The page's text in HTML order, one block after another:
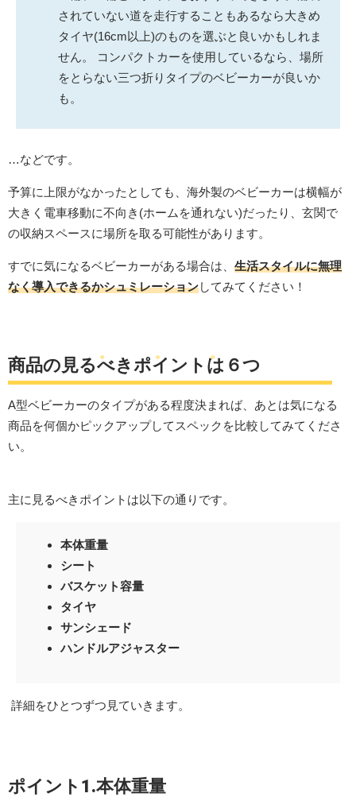
されていない道を走行することもあるなら大きめ
タイヤ(16cm以上)のものを選ぶと良いかもしれま
せん。 コンパクトカーを使用しているなら、場所
をとらない三つ折りタイプのベビーカーが良いか
も。
…などです。
予算に上限がなかったとしても、海外製のベビーカーは横幅が
大きく電車移動に不向き(ホームを通れない)だったり、玄関で
の収納スペースに場所を取る可能性があります。
すでに気になるベビーカーがある場合は、 生活スタイルに無理
なく導入できるかシュミレーションしてみてください！
商品の見るべきポイントは６つ
A型ベビーカーのタイプがある程度決まれば、あとは気になる
商品を何個かピックアップしてスペックを比較してみてくださ
い。
主に見るべきポイントは以下の通りです。
本体重量
シート
バスケット容量
タイヤ
サンシェード
ハンドルアジャスター
詳細をひとつずつ見ていきます。
ポイント1.本体重量